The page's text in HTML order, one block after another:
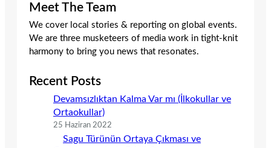
Meet The Team
We cover local stories & reporting on global events.
We are three musketeers of media work in tight-knit
harmony to bring you news that resonates.
Recent Posts
Devamsızlıktan Kalma Var mı (İlkokullar ve
Ortaokullar)
25 Haziran 2022
Sagu Türünün Ortaya Çıkması ve